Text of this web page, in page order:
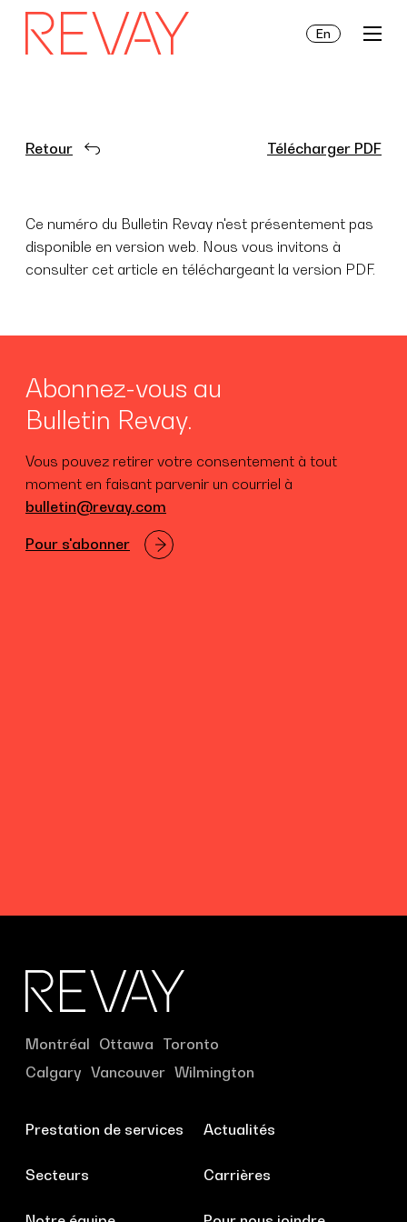
En
À propos de nous
Retour Télécharger PDF
Ce numéro du Bulletin Revay n'est présentement pas
disponible en version web. Nous vous invitons à
consulter cet article en téléchargeant la version PDF.
Abonnez-vous au
Bulletin Revay.
Vous pouvez retirer votre consentement à tout
moment en faisant parvenir un courriel à
bulletin@revay.com
Pour s'abonner
Montréal Ottawa Toronto
Calgary Vancouver Wilmington
Prestation de services
Secteurs
Actualités
Carrières